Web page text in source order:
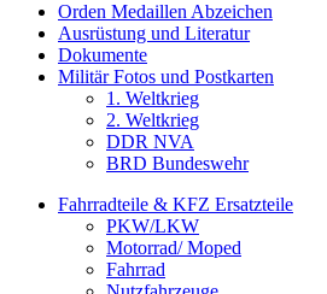
Orden Medaillen Abzeichen
Ausrüstung und Literatur
Dokumente
Militär Fotos und Postkarten
1. Weltkrieg
2. Weltkrieg
DDR NVA
BRD Bundeswehr
Fahrradteile & KFZ Ersatzteile
PKW/LKW
Motorrad/ Moped
Fahrrad